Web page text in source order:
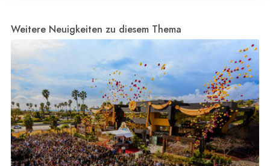
Weitere Neuigkeiten zu diesem Thema